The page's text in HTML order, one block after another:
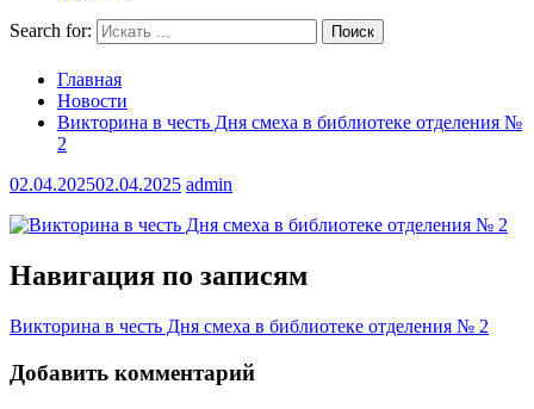
Search for:
Главная
Новости
Викторина в честь Дня смеха в библиотеке отделения №
2
02.04.202502.04.2025 admin
Навигация по записям
Викторина в честь Дня смеха в библиотеке отделения № 2
Добавить комментарий